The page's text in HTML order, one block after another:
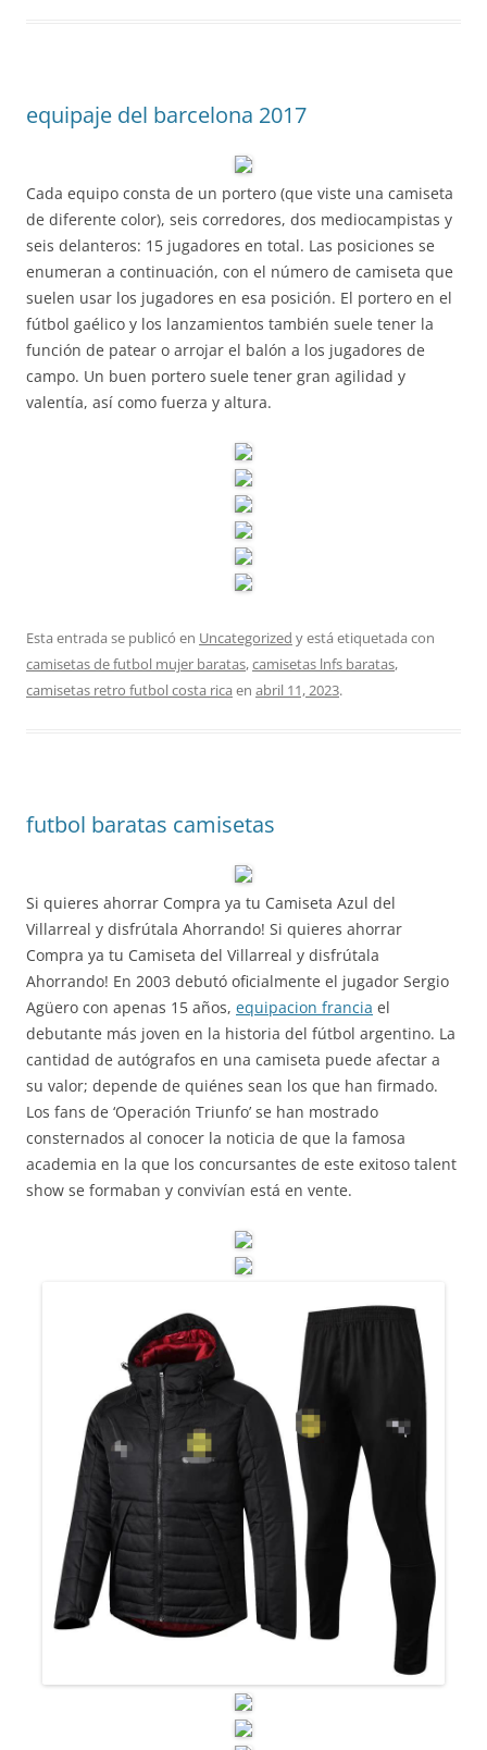
equipaje del barcelona 2017
Cada equipo consta de un portero (que viste una camiseta
de diferente color), seis corredores, dos mediocampistas y
seis delanteros: 15 jugadores en total. Las posiciones se
enumeran a continuación, con el número de camiseta que
suelen usar los jugadores en esa posición. El portero en el
fútbol gaélico y los lanzamientos también suele tener la
función de patear o arrojar el balón a los jugadores de
campo. Un buen portero suele tener gran agilidad y
valentía, así como fuerza y altura.
Esta entrada se publicó en Uncategorized y está etiquetada con
camisetas de futbol mujer baratas,camisetas lnfs baratas,
camisetas retro futbol costa rica en abril 11, 2023.
futbol baratas camisetas
Si quieres ahorrar Compra ya tu Camiseta Azul del
Villarreal y disfrútala Ahorrando! Si quieres ahorrar
Compra ya tu Camiseta del Villarreal y disfrútala
Ahorrando! En 2003 debutó oficialmente el jugador Sergio
Agüero con apenas 15 años, equipacion francia el
debutante más joven en la historia del fútbol argentino. La
cantidad de autógrafos en una camiseta puede afectar a
su valor; depende de quiénes sean los que han firmado.
Los fans de ‘Operación Triunfo’ se han mostrado
consternados al conocer la noticia de que la famosa
academia en la que los concursantes de este exitoso talent
show se formaban y convivían está en vente.